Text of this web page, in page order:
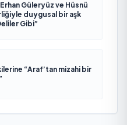
Güleryüz ve Hüsnü
duygusal bir aşk
Gibi”
“Araf’tan mizahi bir